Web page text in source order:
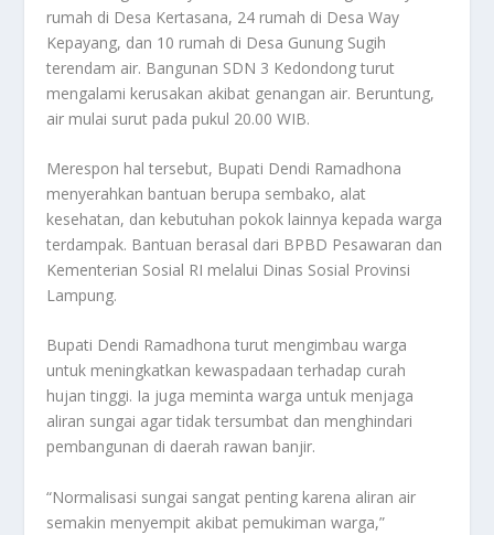
rumah di Desa Kertasana, 24 rumah di Desa Way
Kepayang, dan 10 rumah di Desa Gunung Sugih
terendam air. Bangunan SDN 3 Kedondong turut
mengalami kerusakan akibat genangan air. Beruntung,
air mulai surut pada pukul 20.00 WIB.
Merespon hal tersebut, Bupati Dendi Ramadhona
menyerahkan bantuan berupa sembako, alat
kesehatan, dan kebutuhan pokok lainnya kepada warga
terdampak. Bantuan berasal dari BPBD Pesawaran dan
Kementerian Sosial RI melalui Dinas Sosial Provinsi
Lampung.
Bupati Dendi Ramadhona turut mengimbau warga
untuk meningkatkan kewaspadaan terhadap curah
hujan tinggi. Ia juga meminta warga untuk menjaga
aliran sungai agar tidak tersumbat dan menghindari
pembangunan di daerah rawan banjir.
“Normalisasi sungai sangat penting karena aliran air
semakin menyempit akibat pemukiman warga,”